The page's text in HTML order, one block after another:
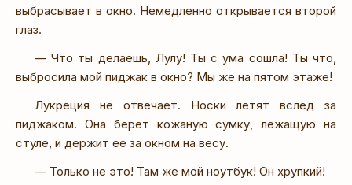
выбрасывает в окно. Немедленно открывается второй
глаз.
— Что ты делаешь, Лулу! Ты с ума сошла! Ты что,
выбросила мой пиджак в окно? Мы же на пятом этаже!
Лукреция не отвечает. Носки летят вслед за
пиджаком. Она берет кожаную сумку, лежащую на
стуле, и держит ее за окном на весу.
— Только не это! Там же мой ноутбук! Он хрупкий!